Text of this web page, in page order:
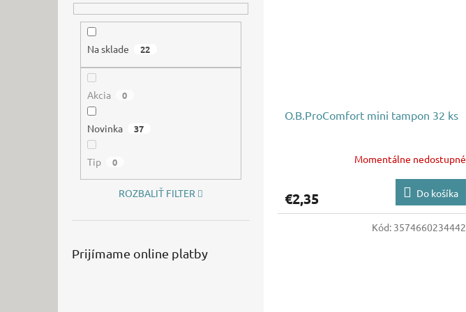
Na sklade 22
Akcia 0
Novinka 37
Tip 0
ROZBALIŤ FILTER
Prijímame online platby
O.B.ProComfort mini tampon 32 ks
Momentálne nedostupné
€2,35 Do košíka
Kód: 3574660234442